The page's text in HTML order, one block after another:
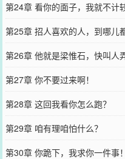
第24章 看你的面子，我就不计
第25章 招人喜欢的人，到哪儿
第26章 他就是梁惟石，快叫人
第27章 你不要过来啊！
第28章 这回我看你怎么跑？
第29章 咱有理咱怕什么？
第30章 你跪下，我求你一件事！